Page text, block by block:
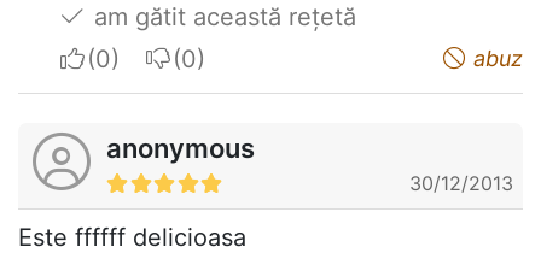
am gătit această rețetă
I apreciateI do not appreciate abuz
anonymous
30/12/2013
Este ffffff delicioasa